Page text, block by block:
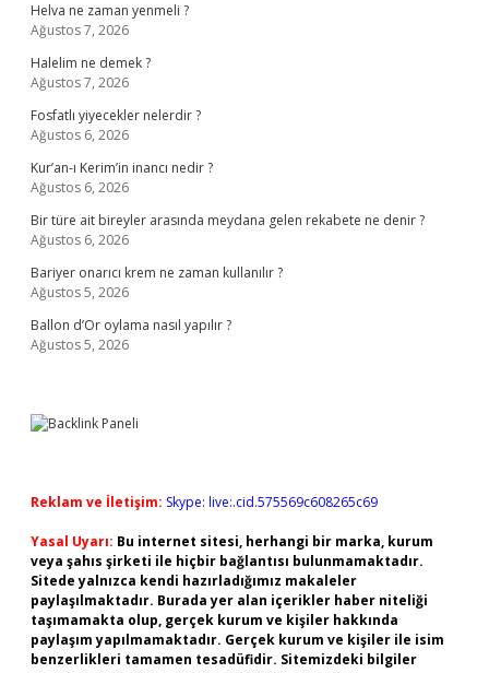
Helva ne zaman yenmeli ?
Ağustos 7, 2026
Halelim ne demek ?
Ağustos 7, 2026
Fosfatlı yiyecekler nelerdir ?
Ağustos 6, 2026
Kur’an-ı Kerim’in inancı nedir ?
Ağustos 6, 2026
Bir türe ait bireyler arasında meydana gelen rekabete ne denir ?
Ağustos 6, 2026
Bariyer onarıcı krem ne zaman kullanılır ?
Ağustos 5, 2026
Ballon d’Or oylama nasıl yapılır ?
Ağustos 5, 2026
Reklam ve İletişim: Skype: live:.cid.575569c608265c69
Yasal Uyarı: Bu internet sitesi, herhangi bir marka, kurum
veya şahıs şirketi ile hiçbir bağlantısı bulunmamaktadır.
Sitede yalnızca kendi hazırladığımız makaleler
paylaşılmaktadır. Burada yer alan içerikler haber niteliği
taşımamakta olup, gerçek kurum ve kişiler hakkında
paylaşım yapılmamaktadır. Gerçek kurum ve kişiler ile isim
benzerlikleri tamamen tesadüfidir. Sitemizdeki bilgiler